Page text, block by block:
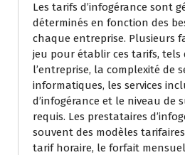
Les tarifs d’infogérance sont
déterminés en fonction des
chaque entreprise. Plusieurs
jeu pour établir ces tarifs,
l’entreprise, la complexité de
informatiques, les services
d’infogérance et le niveau de
requis. Les prestataires
souvent des modèles
tarif horaire, le forfait